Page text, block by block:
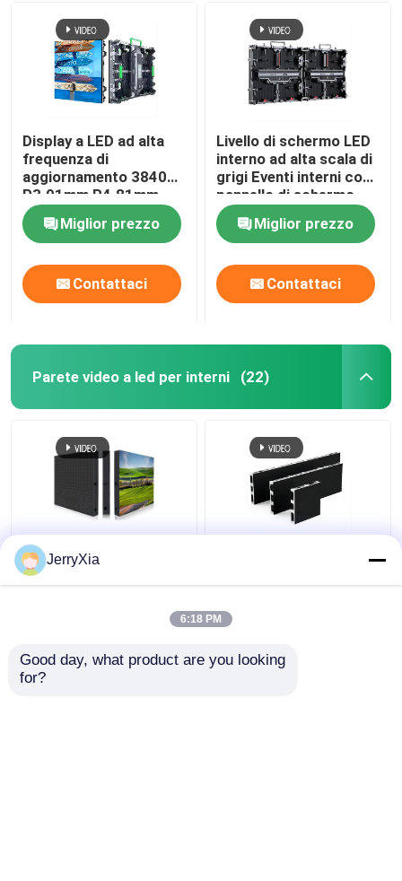
Display a LED ad alta
frequenza di
aggiornamento 3840Hz
P3.91mm P4.81mm
Miglior prezzo
Contattaci
Livello di schermo LED
interno ad alta scala di
grigi Eventi interni con
pannello di schermo
LED
Miglior prezzo
Contattaci
Parete video a led per interni (22)
Installazione
permanente per interni
LED Ticker Indoor LED
3840hz Tasso di
aggiornamento
JerryXia
6:18 PM
Good day, what product are you looking
for?